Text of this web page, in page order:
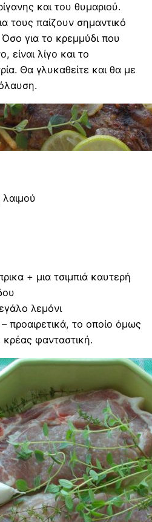
και του θυμαριού.
τους παίζουν σημαντικό
για το κρεμμύδι που
λίγο και το
Θα γλυκαθείτε και θα με
λαιμού
+ μια τσιμπιά καυτερή
λεμόνι
προαιρετικά, το οποίο όμως
κρέας φανταστική.